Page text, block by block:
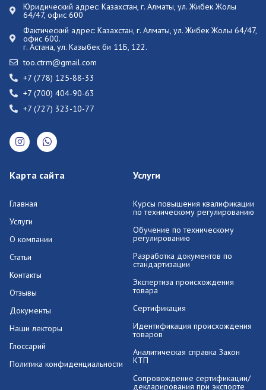
Юридический адрес: Казахстан, г. Алматы, ул. Жибек Жолы
64/47, офис 600
Фактический адрес: Казахстан, г. Алматы, ул. Жибек Жолы 64/47,
офис 600.
г. Астана, ул. Казыбек би 11Б, 122.
too.ctrm@gmail.com
+7 (778) 125-88-33
+7 (700) 404-90-63
+7 (727) 323-10-77
Карта сайта
Главная
Услуги
О компании
Статьи
Контакты
Отзывы
Документы
Наши лекторы
Глоссарий
Политика конфиденциальности
Услуги
Курсы повышения квалификации
по техническому регулированию
Обучение по техническому
регулированию
Разработка документов по
стандартизации
Экспертиза происхождения
товара
Сертификация
Идентификация происхождения
товаров
Аналитическая справка Закон
КТП
Сопровождение сертификации/
декларирования при экспорте